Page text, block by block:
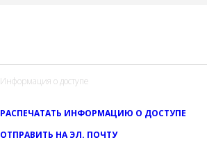
Информация о доступе
РАСПЕЧАТАТЬ ИНФОРМАЦИЮ О ДОСТУПЕ
ОТПРАВИТЬ НА ЭЛ. ПОЧТУ